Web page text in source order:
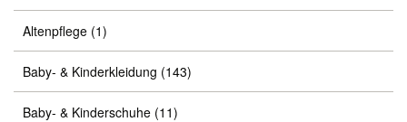
Altenpflege (1)
Baby- & Kinderkleidung (143)
Baby- & Kinderschuhe (11)